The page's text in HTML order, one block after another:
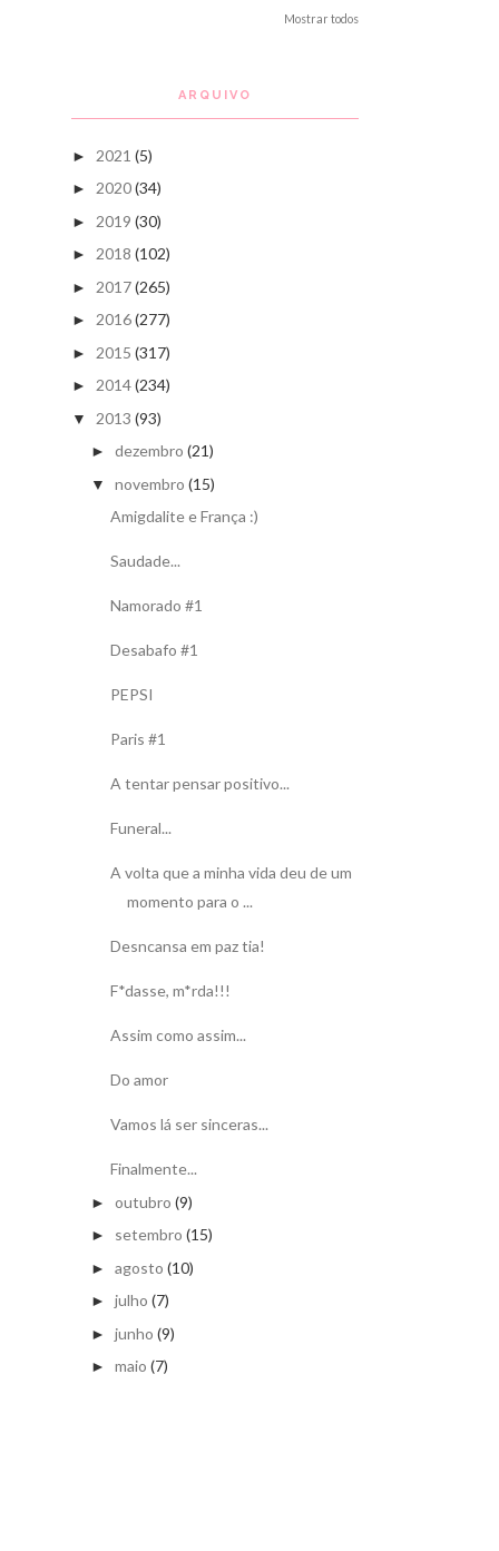
Mostrar todos
ARQUIVO
► 2021 (5)
► 2020(34)
► 2019 (30)
► 2018 (102)
► 2017(265)
► 2016(277)
► 2015 (317)
► 2014(234)
▼ 2013 (93)
► dezembro (21)
▼ novembro (15)
Amigdalite e França :)
Saudade...
Namorado #1
Desabafo #1
PEPSI
Paris #1
A tentar pensar positivo...
Funeral...
A volta que a minha vida deu de um
momento para o ...
Desncansa em paz tia!
F*dasse, m*rda!!!
Assim como assim...
Do amor
Vamos lá ser sinceras...
Finalmente...
► outubro (9)
► setembro (15)
► agosto (10)
► julho (7)
► junho (9)
► maio (7)